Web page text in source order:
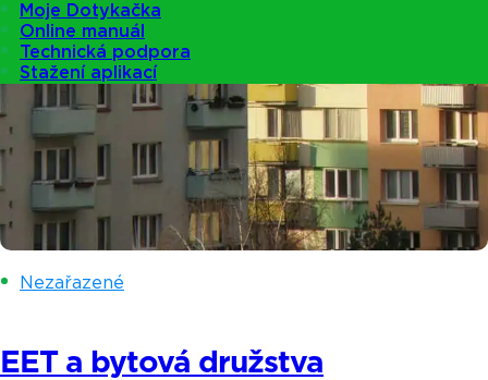
Moje Dotykačka
Online manuál
Technická podpora
Stažení aplikací
Nezařazené
EET a bytová družstva